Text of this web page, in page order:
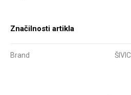
Značilnosti artikla
Brand ŠIVIC